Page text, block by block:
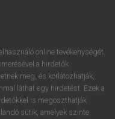
A szótár 2 órás,
regisztrálok és
online tevékenységét.
a hirdetők
meg, és korlátozhatják,
láthat egy hirdetést. Ezek a
is megoszthatják
sütik, amelyek szinte